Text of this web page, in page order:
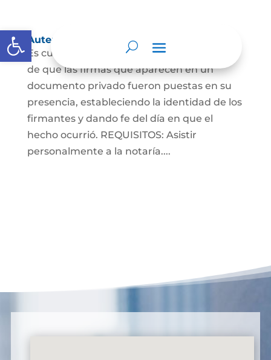
Abrir barra de herramientas
Autenticaciones
Es cuando el notario da testimonio escrito
de que las firmas que aparecen en un
documento privado fueron puestas en su
presencia, estableciendo la identidad de los
firmantes y dando fe del día en que el
hecho ocurrió. REQUISITOS: Asistir
personalmente a la notaría....